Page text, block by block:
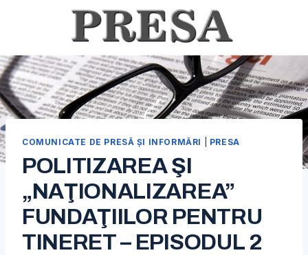
COMUNICATE DE PRESĂ ŞI INFORMĂRI PRESA
POLITIZAREA ŞI
„NAŢIONALIZAREA”
FUNDAŢIILOR PENTRU
TINERET – EPISODUL 2